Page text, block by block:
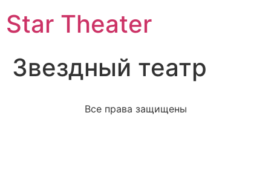
Star Theater
Звездный театр
Все права защищены